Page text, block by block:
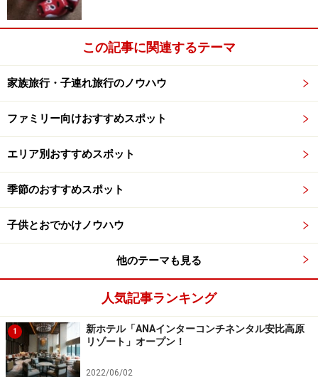
【星野リゾート トマム】
ママの旅行ストレスを削減する、ストレス
フリーなリゾート
北海道の広大な自然を体験できるリゾートに滞在
ママの旅行ストレスを削減し、ストレスフリーなリゾー
ト滞在を楽しむために「ままらくだ委員会」が様々な工
夫をしているファミリーリゾートです。特に赤ちゃん連
大人もドキドキ「夜のカートツアー」
山や川で楽しむアクティビティ体験も豊富なので元気な
キッズもパワフルに遊べます。ゴルフ場をカートで移動
この記事に関連するテーマ
家族旅行・子連れ旅行のノウハウ
ファミリー向けおすすめスポット
エリア別おすすめスポット
季節のおすすめスポット
子供とおでかけノウハウ
他のテーマも見る
人気記事ランキング
1
新ホテル「ANAインターコンチネンタル安比高原
リゾート」オープン！
2022/06/02